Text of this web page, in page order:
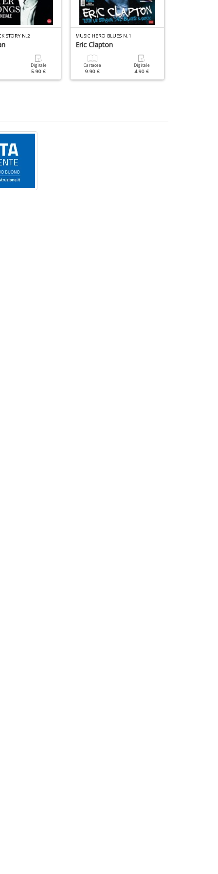
STORY N.2
Digitale
5.90 €
MUSIC HERO BLUES N.1
Eric Clapton
Cartacea
9.90 €
Digitale
4.90 €